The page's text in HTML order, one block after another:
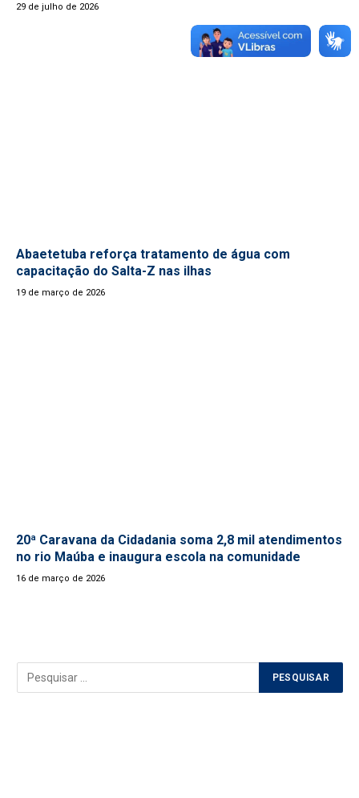
29 de julho de 2026
Abaetetuba reforça tratamento de água com
capacitação do Salta-Z nas ilhas
19 de março de 2026
20ª Caravana da Cidadania soma 2,8 mil atendimentos
no rio Maúba e inaugura escola na comunidade
16 de março de 2026